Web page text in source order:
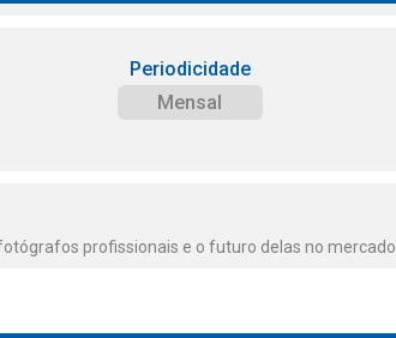
Periodicidade
Mensal
profissionais e o futuro delas no mercado.